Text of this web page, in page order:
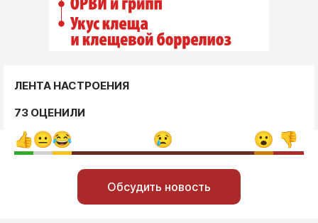
ЛЕНТА НАСТРОЕНИЯ
73 ОЦЕНИЛИ
Обсудить новость